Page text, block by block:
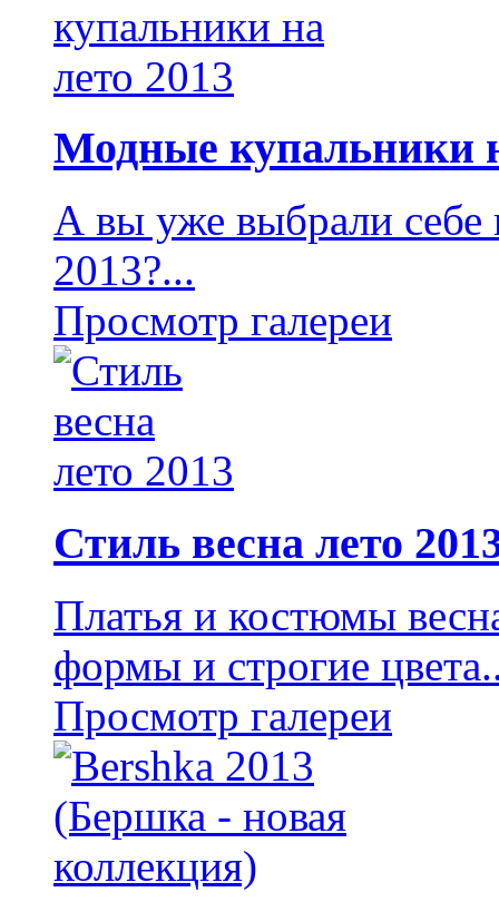
Модные купальники
А вы уже выбрали себе
2013?...
Просмотр галереи
Стиль весна лето
Платья и костюмы
формы и строгие
Просмотр галереи